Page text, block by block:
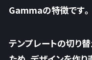
Gammaの特徴です。
テンプレートの切り